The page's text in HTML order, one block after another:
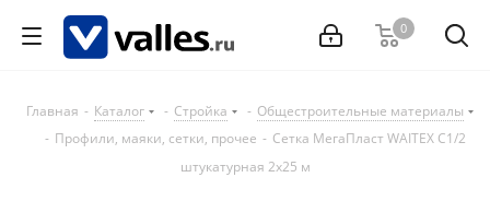
0
Главная - Каталог - Стройка - Общестроительные материалы
- Профили, маяки, сетки, прочее - Сетка МегаПласт WAITEX С1/2
штукатурная 2х25 м